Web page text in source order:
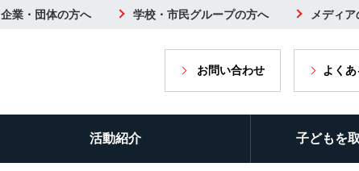
企業・団体の方へ 学校・市民グループの方へ メディ
お問い合わせ よく
活動紹介 子どもを